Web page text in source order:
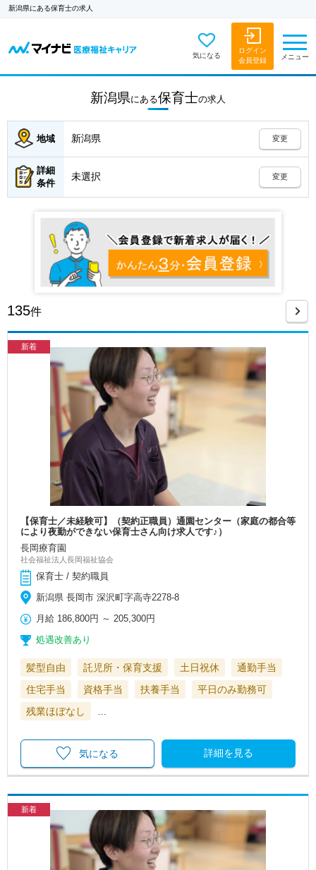
新潟県にある保育士の求人
気になる
ログイン
会員登録
メニュー
新潟県にある保育士の求人
地域 新潟県 変更
詳細
条件
未選択 変更
135件
新着
【保育士／未経験可】（契約正職員）通園センター（家庭の都合等
により夜勤ができない保育士さん向け求人です♪）
長岡療育園
社会福祉法人長岡福祉協会
保育士 / 契約職員
新潟県 長岡市 深沢町字高寺2278-8
月給 186,800円 ～ 205,300円
処遇改善あり
髪型自由 託児所・保育支援 土日祝休
通勤手当
住宅手当
資格手当 扶養手当
平日のみ勤務可
残業ほぼなし
詳細を見る
気になる
新着